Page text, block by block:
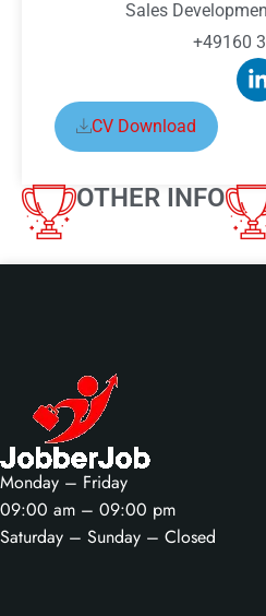
Sales
+49160
CV Download
OTHER INFO
Monday – Friday
09:00 am – 09:00 pm
Saturday – Sunday – Closed